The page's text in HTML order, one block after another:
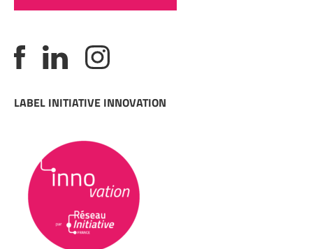
LABEL INITIATIVE INNOVATION